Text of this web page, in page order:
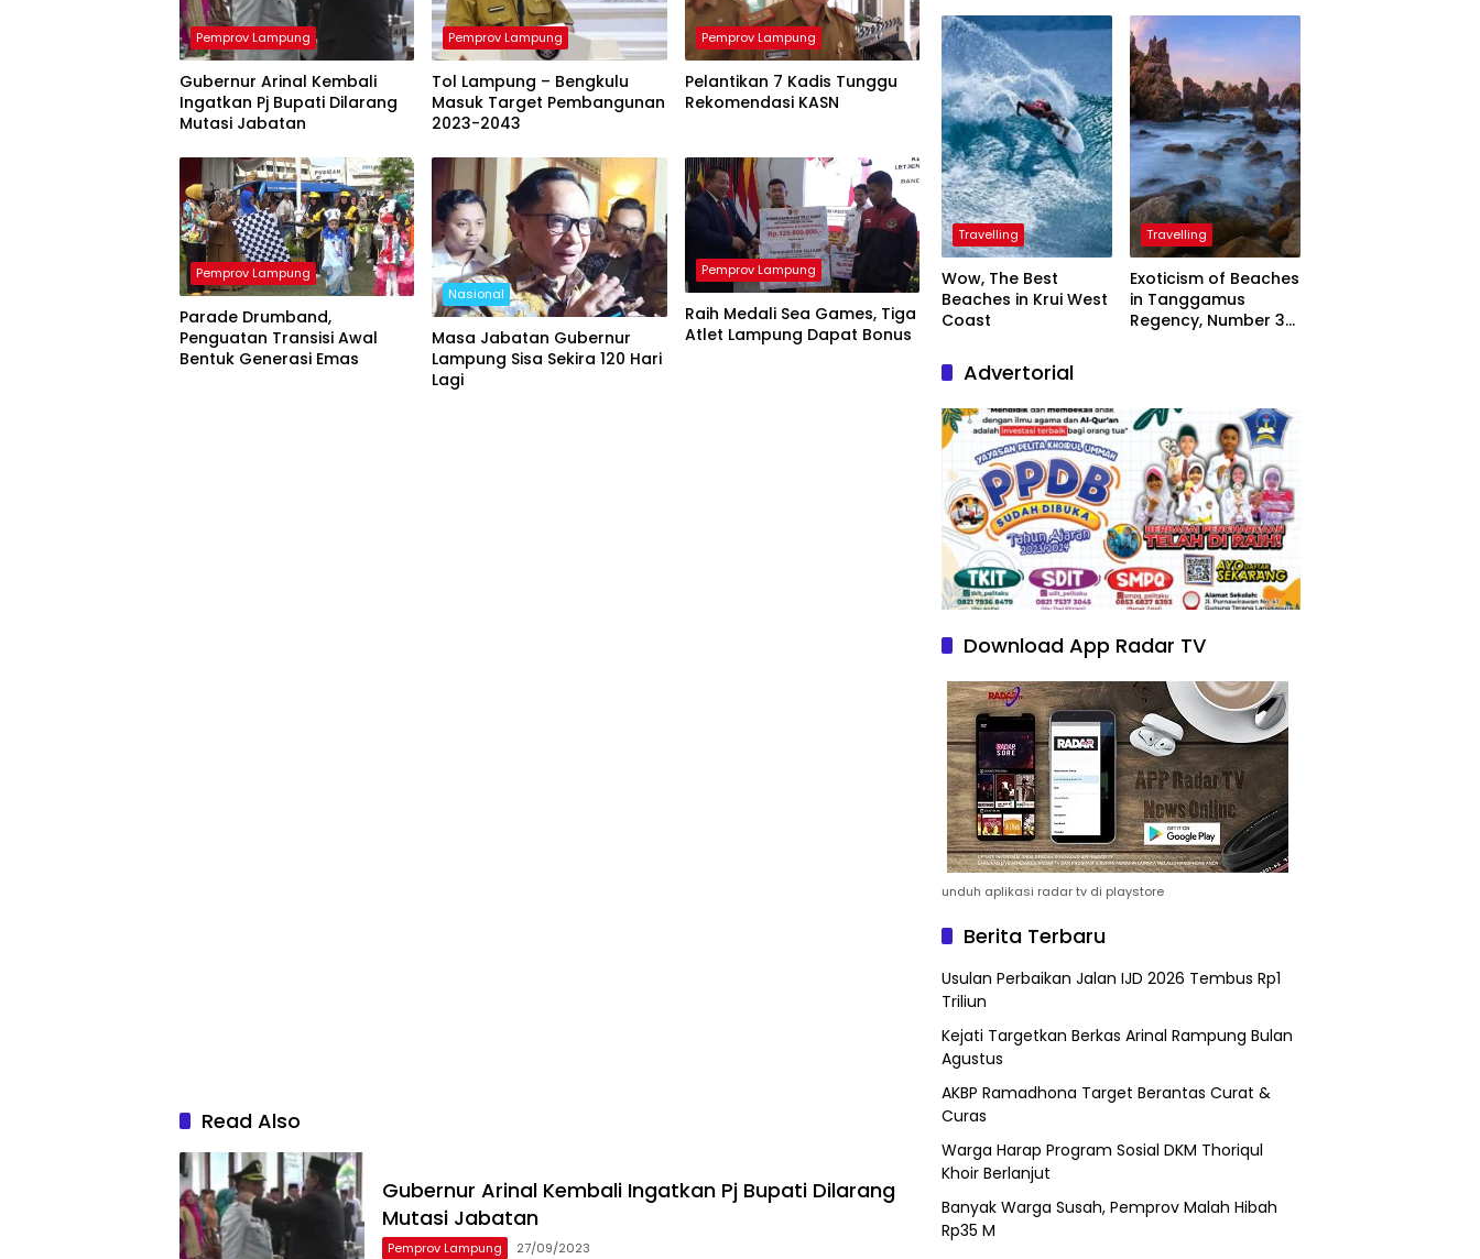
Pemprov Lampung
Gubernur Arinal Kembali
Ingatkan Pj Bupati Dilarang
Mutasi Jabatan
Pemprov Lampung
Tol Lampung – Bengkulu
Masuk Target Pembangunan
2023-2043
Pemprov Lampung
Pelantikan 7 Kadis Tunggu
Rekomendasi KASN
Pemprov Lampung
Parade Drumband,
Penguatan Transisi Awal
Bentuk Generasi Emas
Nasional
Masa Jabatan Gubernur
Lampung Sisa Sekira 120 Hari
Lagi
Pemprov Lampung
Raih Medali Sea Games, Tiga
Atlet Lampung Dapat Bonus
Read Also
Gubernur Arinal Kembali Ingatkan Pj Bupati Dilarang
Mutasi Jabatan
Pemprov Lampung 27/09/2023
President
Travelling
Wow, The Best
Beaches in Krui West
Coast
Travelling
Exoticism of Beaches
in Tanggamus
Regency, Number 3
Advertorial
Download App Radar TV
unduh aplikasi radar tv di playstore
Berita Terbaru
Usulan Perbaikan Jalan IJD 2026 Tembus Rp1
Triliun
Kejati Targetkan Berkas Arinal Rampung Bulan
Agustus
AKBP Ramadhona Target Berantas Curat &
Curas
Warga Harap Program Sosial DKM Thoriqul
Khoir Berlanjut
Banyak Warga Susah, Pemprov Malah Hibah
Rp35 M